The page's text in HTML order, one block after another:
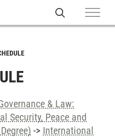
& Law:
Security, Peace and
-> International